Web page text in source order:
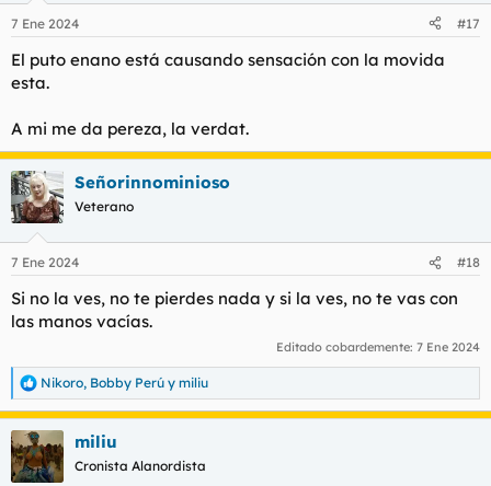
7 Ene 2024 #17
El puto enano está causando sensación con la movida
esta.
A mi me da pereza, la verdat.
Señorinnominioso
Veterano
7 Ene 2024 #18
Si no la ves, no te pierdes nada y si la ves, no te vas con
las manos vacías.
Editado cobardemente: 7 Ene 2024
R
e
a
c
c
i
Nikoro, Bobby Perú y miliu
miliu
Cronista Alanordista